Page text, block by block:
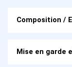
Composition /
Mise en garde